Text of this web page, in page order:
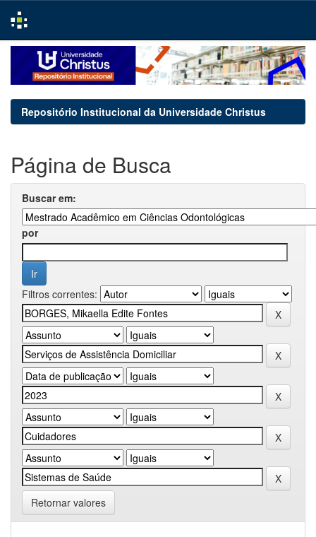
navigation
Repositório Institucional da Universidade Christus
Página de Busca
Buscar em:
por
Filtros correntes:
Retornar valores